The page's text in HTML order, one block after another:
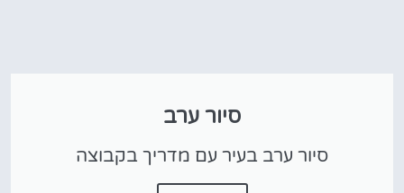
סיור ערב
סיור ערב בעיר עם מדריך בקבוצה